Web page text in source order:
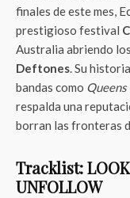
finales de este mes,
prestigioso festival
Australia abriendo
Deftones. Su
bandas como
respalda una
borran las fronteras
Tracklist:
UNFOLLOW